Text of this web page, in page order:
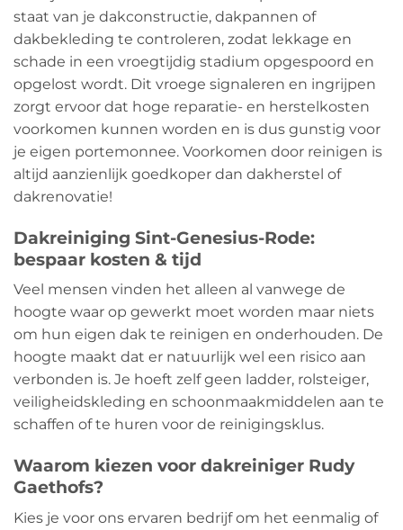
staat van je dakconstructie, dakpannen of
dakbekleding te controleren, zodat lekkage en
schade in een vroegtijdig stadium opgespoord en
opgelost wordt. Dit vroege signaleren en ingrijpen
zorgt ervoor dat hoge reparatie- en herstelkosten
voorkomen kunnen worden en is dus gunstig voor
je eigen portemonnee. Voorkomen door reinigen is
altijd aanzienlijk goedkoper dan dakherstel of
dakrenovatie!
Dakreiniging Sint-Genesius-Rode:
bespaar kosten & tijd
Veel mensen vinden het alleen al vanwege de
hoogte waar op gewerkt moet worden maar niets
om hun eigen dak te reinigen en onderhouden. De
hoogte maakt dat er natuurlijk wel een risico aan
verbonden is. Je hoeft zelf geen ladder, rolsteiger,
veiligheidskleding en schoonmaakmiddelen aan te
schaffen of te huren voor de reinigingsklus.
Waarom kiezen voor dakreiniger Rudy
Gaethofs?
Kies je voor ons ervaren bedrijf om het eenmalig of